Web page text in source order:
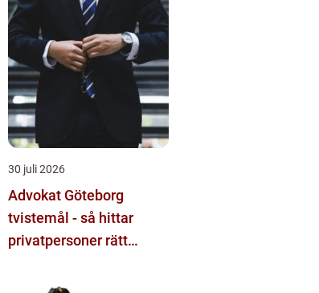
30 juli 2026
Advokat Göteborg
tvistemål - så hittar
privatpersoner rätt